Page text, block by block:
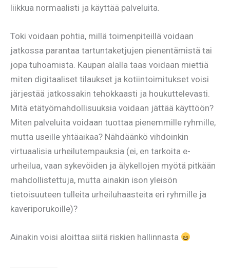
liikkua normaalisti ja käyttää palveluita.
Toki voidaan pohtia, millä toimenpiteillä voidaan
jatkossa parantaa tartuntaketjujen pienentämistä tai
jopa tuhoamista. Kaupan alalla taas voidaan miettiä
miten digitaaliset tilaukset ja kotiintoimitukset voisi
järjestää jatkossakin tehokkaasti ja houkuttelevasti.
Mitä etätyömahdollisuuksia voidaan jättää käyttöön?
Miten palveluita voidaan tuottaa pienemmille ryhmille,
mutta useille yhtäaikaa? Nähdäänkö vihdoinkin
virtuaalisia urheilutempauksia (ei, en tarkoita e-
urheilua, vaan sykevöiden ja älykellojen myötä pitkään
mahdollistettuja, mutta ainakin ison yleisön
tietoisuuteen tulleita urheiluhaasteita eri ryhmille ja
kaveriporukoille)?
Ainakin voisi aloittaa siitä riskien hallinnasta